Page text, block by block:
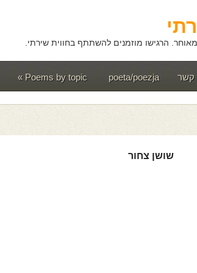
הרגישו מוזמנים להשתתף בחווית שירתי.
קשר poeta/poezja
Poems by topic
»
שושן צחור